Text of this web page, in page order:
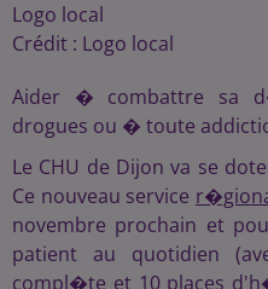
Logo local
Crédit : Logo local
Aider � combattre sa
drogues ou � toute
Le CHU de Dijon va se
Ce nouveau service
novembre prochain et
patient au quotidien
compl�te et 10 places